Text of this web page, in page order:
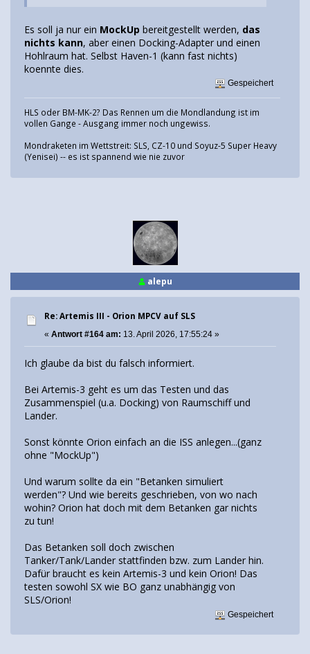
Es soll ja nur ein MockUp bereitgestellt werden, das
nichts kann, aber einen Docking-Adapter und einen
Hohlraum hat. Selbst Haven-1 (kann fast nichts)
koennte dies.
Gespeichert
HLS oder BM-MK-2? Das Rennen um die Mondlandung ist im
vollen Gange - Ausgang immer noch ungewiss.
Mondraketen im Wettstreit: SLS, CZ-10 und Soyuz-5 Super Heavy
(Yenisei) -- es ist spannend wie nie zuvor
alepu
Re: Artemis III - Orion MPCV auf SLS
« Antwort #164 am: 13. April 2026, 17:55:24 »
Ich glaube da bist du falsch informiert.
Bei Artemis-3 geht es um das Testen und das
Zusammenspiel (u.a. Docking) von Raumschiff und
Lander.
Sonst könnte Orion einfach an die ISS anlegen...(ganz
ohne "MockUp")
Und warum sollte da ein "Betanken simuliert
werden"? Und wie bereits geschrieben, von wo nach
wohin? Orion hat doch mit dem Betanken gar nichts
zu tun!
Das Betanken soll doch zwischen
Tanker/Tank/Lander stattfinden bzw. zum Lander hin.
Dafür braucht es kein Artemis-3 und kein Orion! Das
testen sowohl SX wie BO ganz unabhängig von
SLS/Orion!
Gespeichert